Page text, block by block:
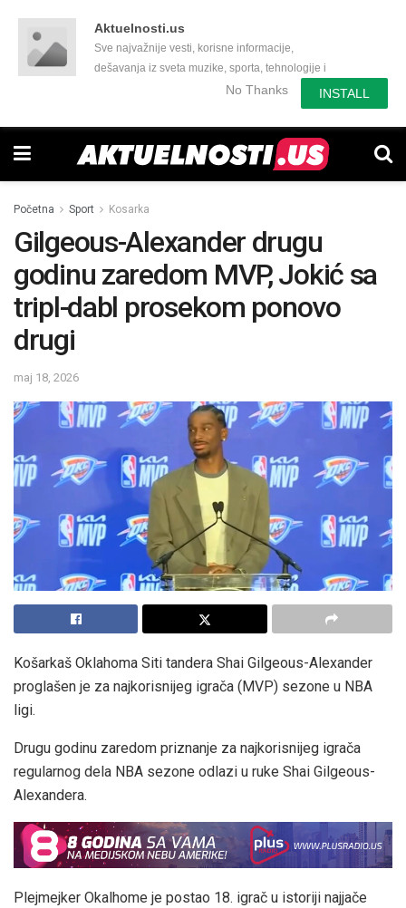
Aktuelnosti.us
Sve najvažnije vesti, korisne informacije,
dešavanja iz sveta muzike, sporta, tehnologije i
još mnogo toga zanimljivog.No Thanks INSTALL
Početna Sport Kosarka
Gilgeous-Alexander drugu
godinu zaredom MVP, Jokić sa
tripl-dabl prosekom ponovo
drugi
maj 18, 2026
Košarkaš Oklahoma Siti tandera Shai Gilgeous-Alexander
proglašen je za najkorisnijeg igrača (MVP) sezone u NBA
ligi.
Drugu godinu zaredom priznanje za najkorisnijeg igrača
regularnog dela NBA sezone odlazi u ruke Shai Gilgeous-
Alexandera.
Plejmejker Okalhome je postao 18. igrač u istoriji najjače